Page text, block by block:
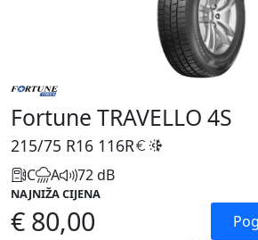
Fortune TRAVELLO 4S
215/75 R16 116R
C A 72 dB
NAJNIŽA CIJENA
€ 80,00